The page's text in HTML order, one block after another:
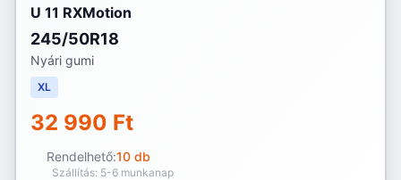
U 11 RXMotion
245/50R18
Nyári gumi
XL
32 990 Ft
Rendelhető:10 db
Szállítás: 5-6 munkanap